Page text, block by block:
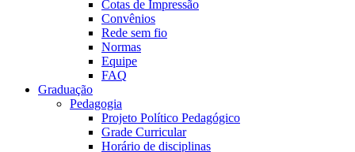
Cotas de Impressão
Convênios
Rede sem fio
Normas
Equipe
FAQ
Graduação
Pedagogia
Projeto Político Pedagógico
Grade Curricular
Horário de disciplinas